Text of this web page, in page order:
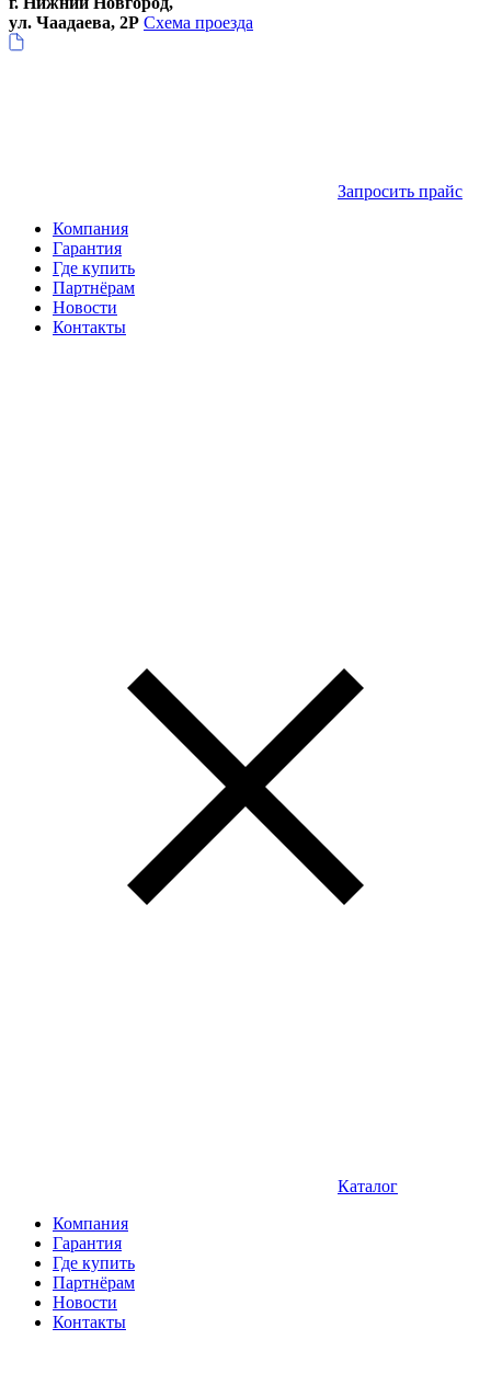
ул. Чаадаева, 2Р Схема проезда
Запросить прайс
Компания
Гарантия
Где купить
Партнёрам
Новости
Контакты
Каталог
Компания
Гарантия
Где купить
Партнёрам
Новости
Контакты